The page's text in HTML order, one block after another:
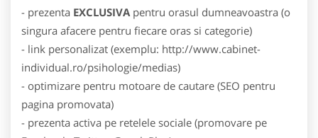
- prezenta EXCLUSIVA pentru orasul dumneavoastra (o
singura afacere pentru fiecare oras si categorie)
- link personalizat (exemplu: http://www.cabinet-
individual.ro/psihologie/medias)
- optimizare pentru motoare de cautare (SEO pentru
pagina promovata)
- prezenta activa pe retelele sociale (promovare pe